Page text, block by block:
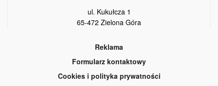
ul. Kukułcza 1
65-472 Zielona Góra
Reklama
Formularz kontaktowy
Cookies i polityka prywatności